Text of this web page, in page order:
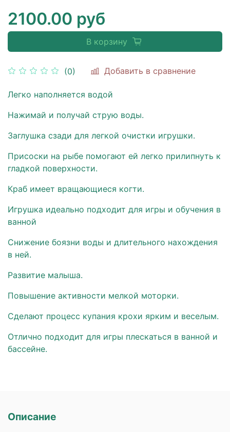
(0) Добавить в сравнение
2100.00 руб
В корзину
Легко наполняется водой
Нажимай и получай струю воды.
Заглушка сзади для легкой очистки игрушки.
Присоски на рыбе помогают ей легко прилипнуть к
гладкой поверхности.
Краб имеет вращающиеся когти.
Игрушка идеально подходит для игры и обучения в
ванной
Снижение боязни воды и длительного нахождения
в ней.
Развитие малыша.
Повышение активности мелкой моторки.
Сделают процесс купания крохи ярким и веселым.
Отлично подходит для игры плескаться в ванной и
бассейне.
Описание